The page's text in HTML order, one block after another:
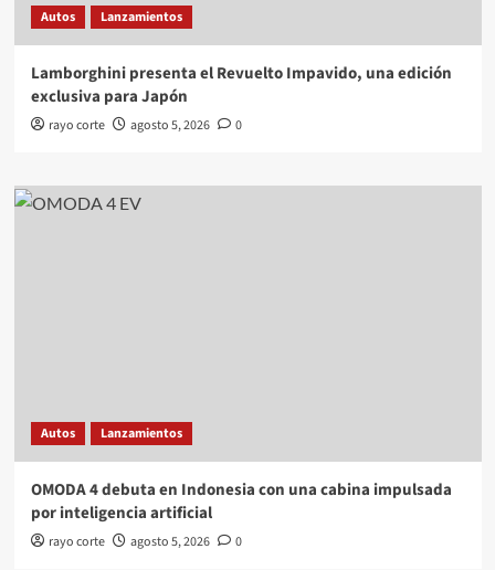
Autos Lanzamientos
Lamborghini presenta el Revuelto Impavido, una edición
exclusiva para Japón
rayo corte agosto 5, 2026 0
Autos Lanzamientos
OMODA 4 debuta en Indonesia con una cabina impulsada
por inteligencia artificial
rayo corte agosto 5, 2026 0